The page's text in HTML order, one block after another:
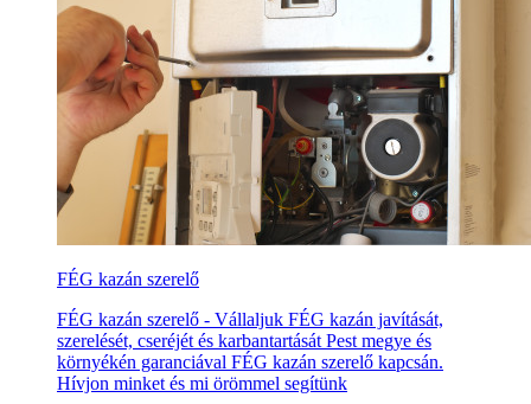
FÉG kazán szerelő
FÉG kazán szerelő - Vállaljuk FÉG kazán javítását,
szerelését, cseréjét és karbantartását Pest megye és
környékén garanciával FÉG kazán szerelő kapcsán.
Hívjon minket és mi örömmel segítünk